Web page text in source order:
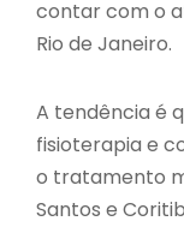
contar com o
Rio de Janeiro.
A tendência é
fisioterapia e
o tratamento
Santos e